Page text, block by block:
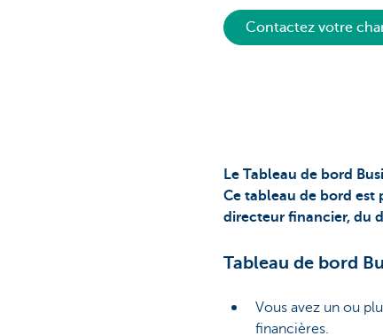
Contactez votre
Le Tableau de bord
Ce tableau de bord est
directeur financier, du
Tableau de bord
Vous avez un ou
financières.